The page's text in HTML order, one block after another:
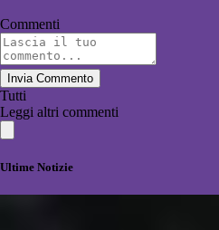
Commenti
Invia Commento
Tutti
Leggi altri commenti
Ultime Notizie